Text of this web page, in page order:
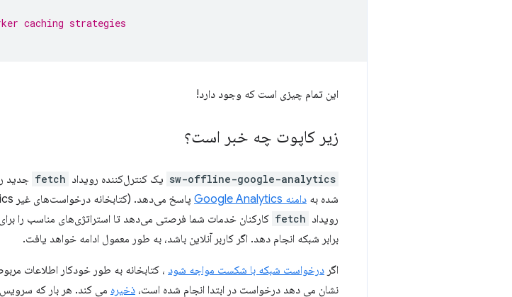
caching strategies
این تمام چیزی است که وجود دارد!
زیر کاپوت چه خبر است؟
sw-offline-google-analytics یک کنترل‌کننده رویداد fetch جدید
شده به دامنه Google Analytics
رویداد fetch کارکنان خدمات شما فرصتی می‌دهد تا استراتژی‌های مناسب را
برابر شبکه انجام دهد. اگر کاربر آنلاین باشد، به طور معمول ادامه خواهد یافت.
اگر درخواست شبکه با شکست مواجه شود ، کتابخانه به طور خودکار اطلاعات
نشان می دهد درخواست در ابتدا انجام شده است، ذخیره می کند. هر بار که